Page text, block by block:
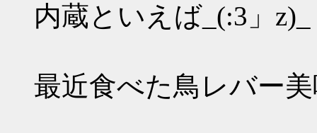
内蔵といえば_(:3」z)_
最近食べた鳥レバー